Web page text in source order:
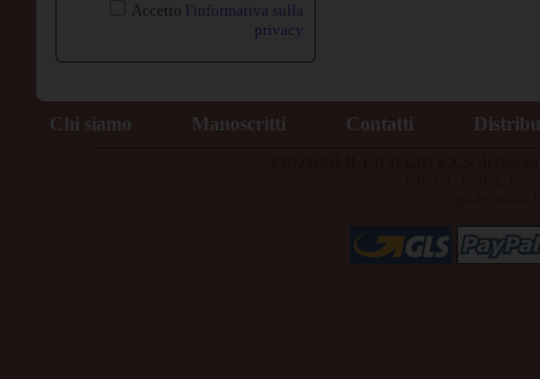
Accetto l'informativa sulla
privacy
Chi siamo Manoscritti Contatti